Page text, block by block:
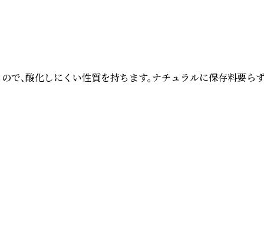
、酸化しにくい性質を持ちます。ナチュラルに保存料要ら